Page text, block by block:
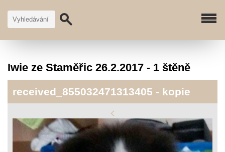
Iwie ze Staměřic 26.2.2017 - 1 štěně
received_855032471313405 - kopie